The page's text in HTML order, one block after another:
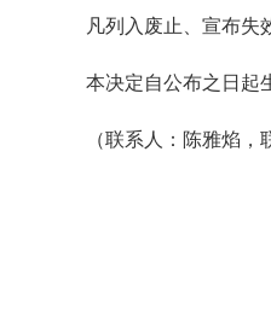
凡列入废止、宣布失
本决定自公布之日起
（联系人：陈雅焰，